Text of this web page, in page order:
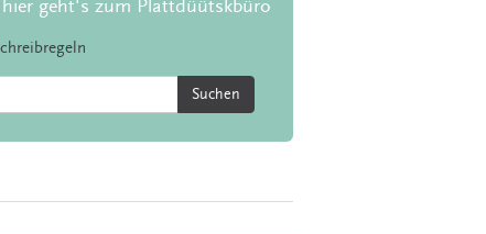
geht's zum Plattdüütskbüro
Suchen